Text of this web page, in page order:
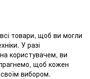
товари, щоб ви могли
У разі
користувачем, ви
щоб кожен
вибором.